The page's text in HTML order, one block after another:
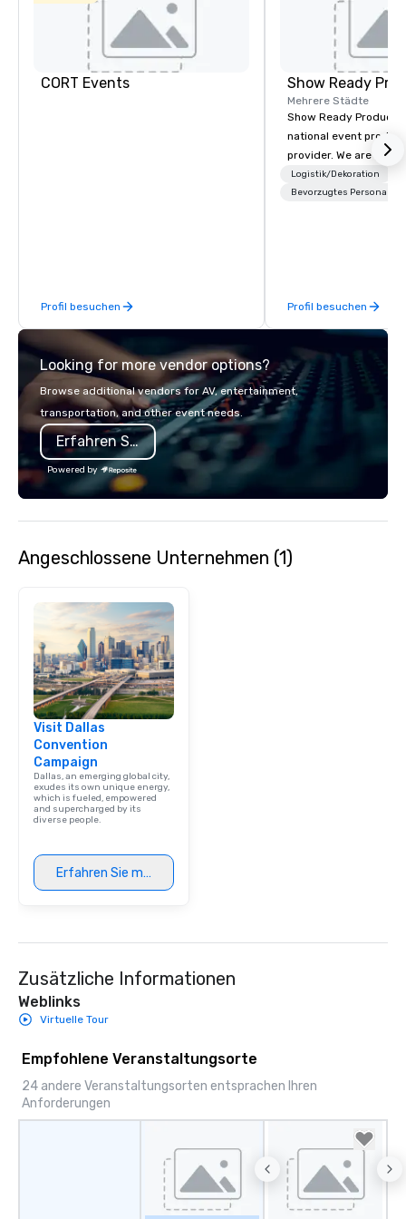
Hotel
Mockingbird
CORT Events
Profil besuchen
Show Ready
Mehrere Städte
Show Ready
national event
provider. We are your
production partner
finish. Our team is
Logistik/Dekoration
Bevorzugtes Personal
Profil besuchen
Looking for more vendor options?
Browse additional vendors for AV, entertainment,
transportation, and other event needs.
Erfahren Sie mehr
Powered by
Angeschlossene Unternehmen (1)
Visit Dallas
Convention
Campaign
Dallas, an emerging global city,
exudes its own unique energy,
which is fueled, empowered
and supercharged by its
diverse people.
Erfahren Sie mehr
Zusätzliche Informationen
Weblinks
Virtuelle Tour
Empfohlene Veranstaltungsorte
24 andere Veranstaltungsorten entsprachen Ihren
Anforderungen